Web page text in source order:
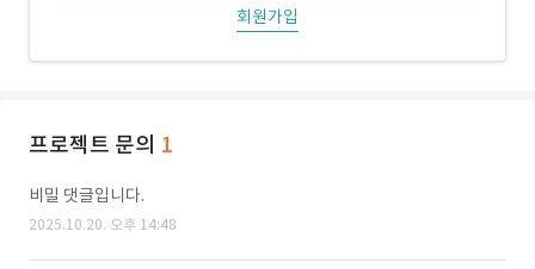
회원가입
프로젝트 문의 1
비밀 댓글입니다.
2025.10.20. 오후 14:48